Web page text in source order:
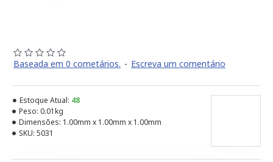
Baseada em 0 cometários. - Escreva um comentário
Estoque Atual: 48
Peso: 0.01kg
Dimensões: 1.00mm x 1.00mm x 1.00mm
SKU: 5031